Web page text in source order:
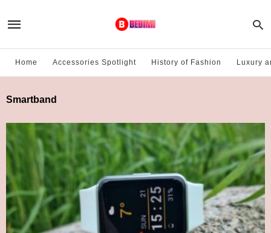
Home Accessories Spotlight History of Fashion Luxury
Smartband